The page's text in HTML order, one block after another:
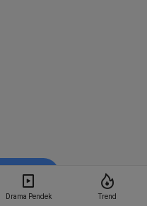
Drama Pendek Trend
BiliBili